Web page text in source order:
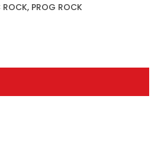
ROCK, PROG ROCK